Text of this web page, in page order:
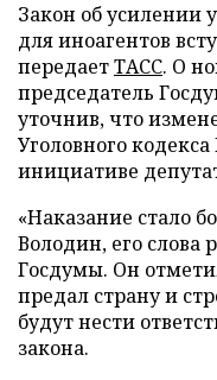
Закон об усилении
для иноагентов
передаетТАСС. О
председатель
уточнив, что
Уголовного
инициативе
«Наказание стало
Володин, его слова
Госдумы. Он
предал страну и
будут нести
закона.